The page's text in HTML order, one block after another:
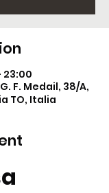
23:00
F. Medail, 38/A,
TO, Italia